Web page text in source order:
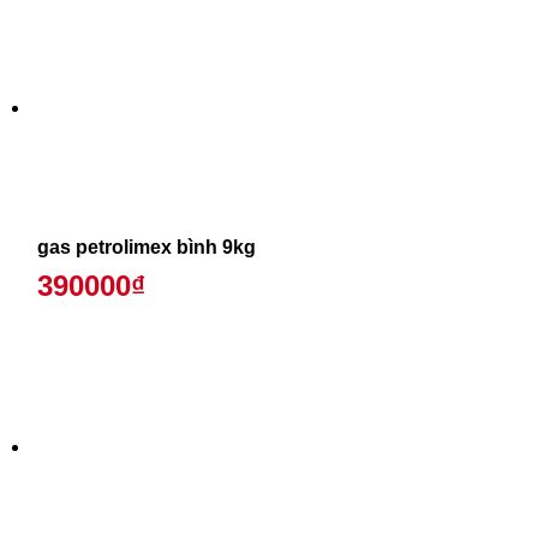
gas petrolimex bình 9kg
390000₫